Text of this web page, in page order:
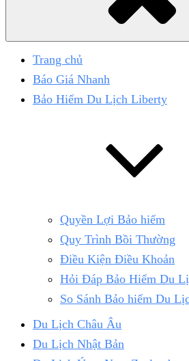
Trang chủ
Báo Giá Nhanh
Bảo Hiểm Du Lịch Liberty
Quyền Lợi Bảo hiểm
Quy Trình Bồi Thường
Điều Kiện Điều Khoản
Hỏi Đáp Bảo Hiểm Du
So Sánh Bảo hiểm Du
Du Lịch Châu Âu
Du Lịch Nhật Bản